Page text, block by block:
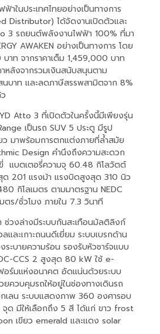
ในประเทศไทยอย่างเป็นทางการ
Distributor) ได้จัดงานเปิดตัวและ
3 รถยนต์พลังงานไฟฟ้า 100% ที่มา
AWAKEN อย่างเป็นทางการ โดย
าท จากราคาเต็ม 1,459,000 บาท
หลังจากรวมเงินสนับสนุนตาม
นบาท และลดภาษีสรรพสามิตจาก 8%
Atto 3 ที่เปิดตัวในครั้งนี้มีเพียงรุ่น
เป็นรถ SUV 5 ประตู มีรูป
มาพร้อมการตกแต่งภายที่ล้ำสมัย
Design คำนึงถึงความสะดวก
แบตเตอรี่ความจุ 60.48 กิโลวัตต์
ด 201 แรงม้า แรงบิดสูงสุด 310 นิว
กิโลเมตร ตามมาตรฐาน NEDC
ตร/ชั่วโมง ภายใน 7.3 วินาที
วงล่างมีระบบกันสะเทือนมัลติลิงก์
และเกาะถนนดีเยี่ยม ระบบเบรกด้าน
ะบายความร้อน รองรับหัวชาร์จแบบ
CCS 2 สูงสุด 80 kW ใช้ e-
ร์มแห่งอนาคต อัดแน่นด้วยระบบ
ควบคุมรถให้อยู่ในช่องทางเดินรถ
เลน ระบบแสดงภาพ 360 องศารอบ
ด มีให้เลือกถึง 5 สี ได้แก่ ขาว frost
เขียว emerald และแดง solar